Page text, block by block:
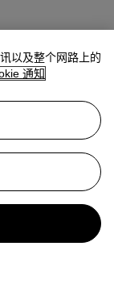
以及整个网路上的
通知